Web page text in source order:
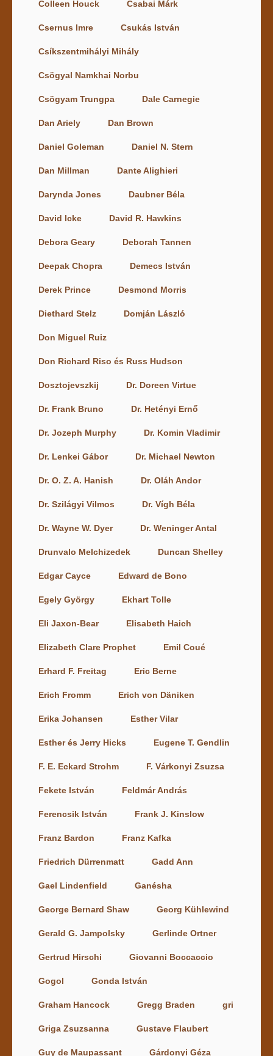
Colleen Houck Csabai Márk
Csernus Imre Csukás István
Csíkszentmihályi Mihály
Csögyal Namkhai Norbu
Csögyam Trungpa Dale Carnegie
Dan Ariely Dan Brown
Daniel Goleman Daniel N. Stern
Dan Millman Dante Alighieri
Darynda Jones Daubner Béla
David Icke David R. Hawkins
Debora Geary Deborah Tannen
Deepak Chopra Demecs István
Derek Prince Desmond Morris
Diethard Stelz Domján László
Don Miguel Ruiz
Don Richard Riso és Russ Hudson
Dosztojevszkij Dr. Doreen Virtue
Dr. Frank Bruno Dr. Hetényi Ernő
Dr. Jozeph Murphy Dr. Komin Vladimir
Dr. Lenkei Gábor Dr. Michael Newton
Dr. O. Z. A. Hanish Dr. Oláh Andor
Dr. Szilágyi Vilmos Dr. Vígh Béla
Dr. Wayne W. Dyer Dr. Weninger Antal
Drunvalo Melchizedek Duncan Shelley
Edgar Cayce Edward de Bono
Egely György Ekhart Tolle
Eli Jaxon-Bear Elisabeth Haich
Elizabeth Clare Prophet Emil Coué
Erhard F. Freitag Eric Berne
Erich Fromm Erich von Däniken
Erika Johansen Esther Vilar
Esther és Jerry Hicks Eugene T. Gendlin
F. E. Eckard Strohm F. Várkonyi Zsuzsa
Fekete István Feldmár András
Ferencsik István Frank J. Kinslow
Franz Bardon Franz Kafka
Friedrich Dürrenmatt Gadd Ann
Gael Lindenfield Ganésha
George Bernard Shaw Georg Kühlewind
Gerald G. Jampolsky Gerlinde Ortner
Gertrud Hirschi Giovanni Boccaccio
Gogol Gonda István
Graham Hancock Gregg Braden gri
Griga Zsuzsanna Gustave Flaubert
Guy de Maupassant Gárdonyi Géza